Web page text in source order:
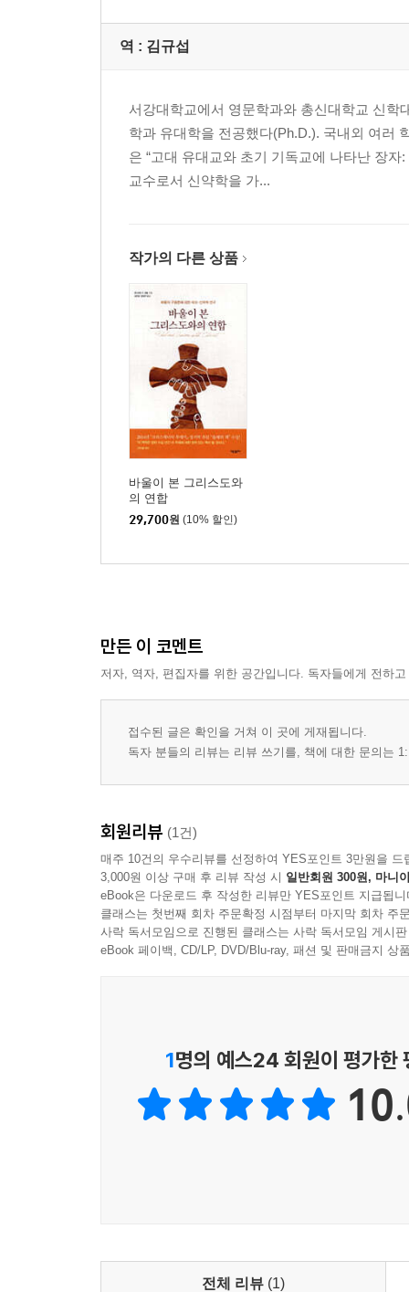
역 : 김규섭
서강대학교에서 영문학과와 총신대학교 신
학과 유대학을 전공했다(Ph.D.). 국내외 여러
은 “고대 유대교와 초기 기독교에 나타난 장
교수로서 신약학을 가...
작가의 다른 상품
바울이 본 그리스도와
의 연합
29,700원 (10% 할인)
만든 이 코멘트
저자, 역자, 편집자를 위한 공간입니다. 독자들에게 전하
접수된 글은 확인을 거쳐 이 곳에 게재됩니다.
독자 분들의 리뷰는 리뷰 쓰기를, 책에 대한 문의는
회원리뷰 (1건)
매주 10건의 우수리뷰를 선정하여 YES포인트 3만원을 드
3,000원 이상 구매 후 리뷰 작성 시 일반회원 300원, 마니
eBook은 다운로드 후 작성한 리뷰만 YES포인트 지급됩니
클래스는 첫번째 회차 주문확정 시점부터 마지막 회차 주
사락 독서모임으로 진행된 클래스는 사락 독서모임 게시
eBook 페이백, CD/LP, DVD/Blu-ray, 패션 및 판매금지 상
1명의 예스24 회원이 평가한
전체 리뷰 (1)